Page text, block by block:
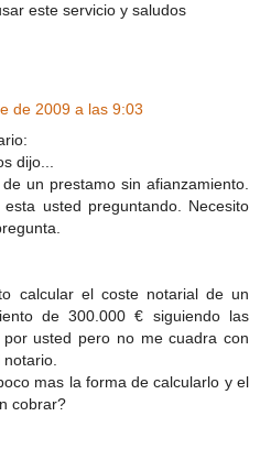
este servicio y saludos
de 2009 a las 9:03
dijo...
un prestamo sin afianzamiento.
usted preguntando. Necesito
calcular el coste notarial de un
de 300.000 € siguiendo las
por usted pero no me cuadra con
mas la forma de calcularlo y el
cobrar?